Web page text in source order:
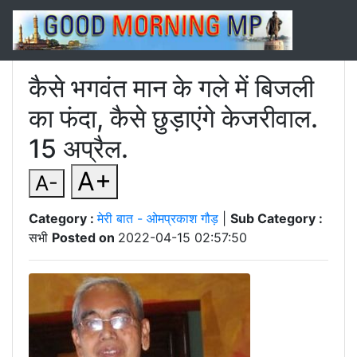
कैसे भगवंत मान के गले में बिजली
का फंदा, कैसे छुड़ाएंगे केजरीवाल.
15 अप्रैल.
A- A+
Category :मेरी बात - ओमप्रकाश गौड़
Sub Category :
सभी Posted on 2022-04-15 02:57:50